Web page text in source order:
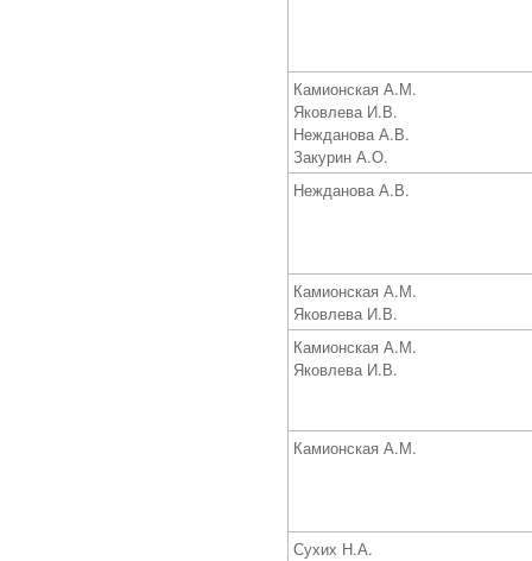
Камионская А.М.
Яковлева И.В.
Нежданова А.В.
Закурин А.О.
Нежданова А.В.
Камионская А.М.
Яковлева И.В.
Камионская А.М.
Яковлева И.В.
Камионская А.М.
Сухих Н.А.